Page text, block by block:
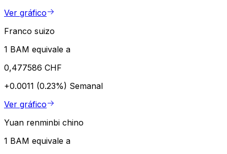
Ver gráfico
Franco suizo
1 BAM equivale a
0,477586 CHF
+0.0011 (0.23%) Semanal
Ver gráfico
Yuan renminbi chino
1 BAM equivale a